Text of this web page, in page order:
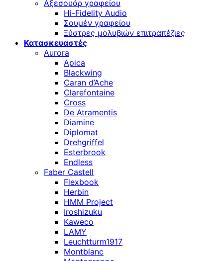
Αξεσουάρ γραφείου
Hi-Fidelity Audio
Σουμέν γραφείου
Ξύστρες μολυβιών επιτραπέζιες
Κατασκευαστές
Aurora
Apica
Blackwing
Caran d’Ache
Clarefontaine
Cross
De Atramentis
Diamine
Diplomat
Drehgriffel
Esterbrook
Endless
Faber Castell
Flexbook
Herbin
HMM Project
Iroshizuku
Kaweco
LAMY
Leuchtturm1917
Montblanc